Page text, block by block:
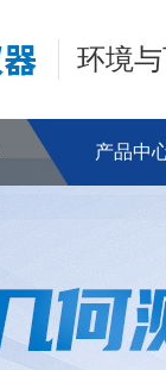
环境
产品中